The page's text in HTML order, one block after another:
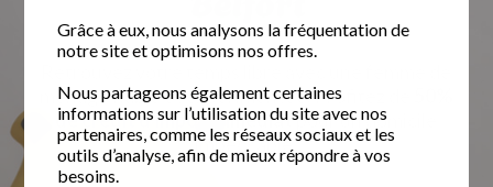
Grâce à eux, nous analysons la fréquentation de
notre site et optimisons nos offres.
Nous partageons également certaines
informations sur l’utilisation du site avec nos
partenaires, comme les réseaux sociaux et les
outils d’analyse, afin de mieux répondre à vos
besoins.
ménage fiable et expérimentée. Profitez de
de crédit d'impôt immédiatpour un domicile
impeccable.